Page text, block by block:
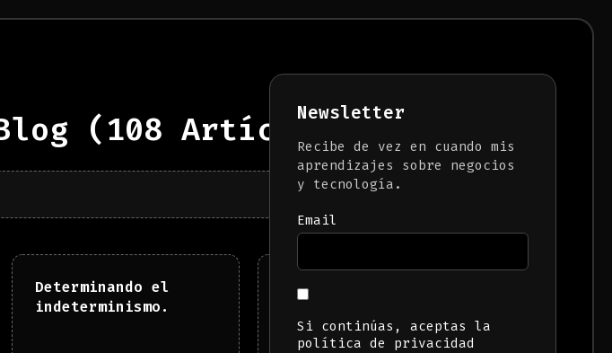
(108 Artículos)
Determinando el
indeterminismo.
Nota para ti, que ya
empleo.
Newsletter
Recibe de vez en cuando mis
aprendizajes sobre negocios
y tecnología.
Email
Si continúas, aceptas la
política de privacidad